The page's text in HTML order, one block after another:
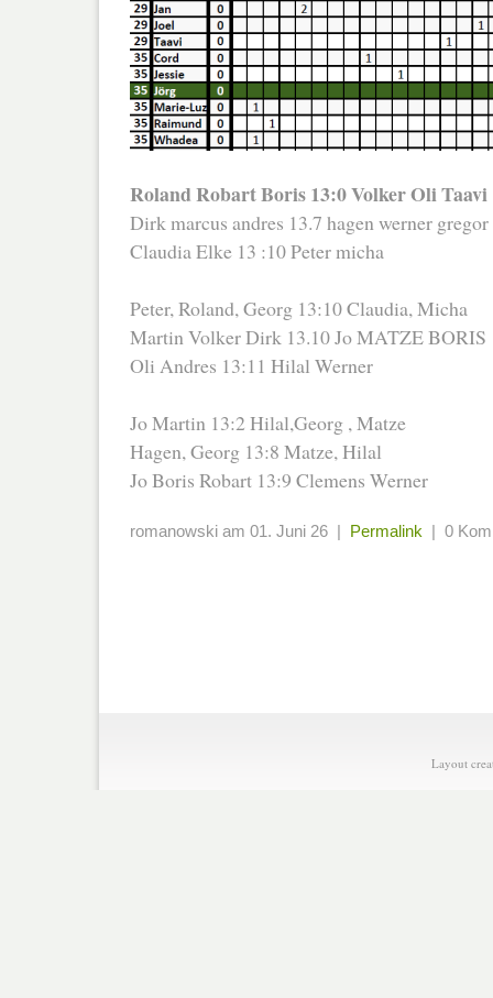
Roland Robart Boris 13:0 Volker Oli Taavi
Dirk marcus andres 13.7 hagen werner gregor
Claudia Elke 13 :10 Peter micha
Peter, Roland, Georg 13:10 Claudia, Micha
Martin Volker Dirk 13.10 Jo MATZE BORIS
Oli Andres 13:11 Hilal Werner
Jo Martin 13:2 Hilal,Georg , Matze
Hagen, Georg 13:8 Matze, Hilal
Jo Boris Robart 13:9 Clemens Werner
romanowski am 01. Juni 26 | Permalink | 0
Layout